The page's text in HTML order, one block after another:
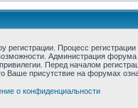
Процесс регистрации
Администрация
Перед началом
Ваше присутствие на форумах
о конфиденциальности